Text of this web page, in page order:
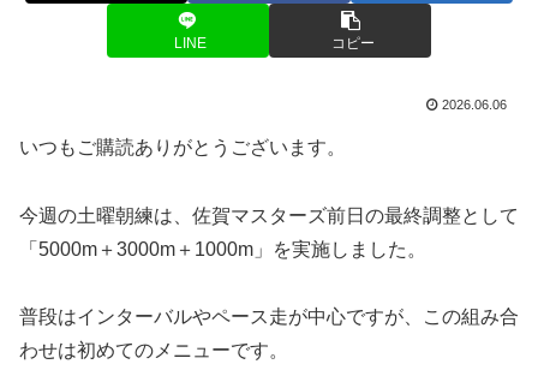
LINE コピー
2026.06.06
いつもご購読ありがとうございます。
今週の土曜朝練は、佐賀マスターズ前日の最終調整として
「5000m＋3000m＋1000m」を実施しました。
普段はインターバルやペース走が中心ですが、この組み合
わせは初めてのメニューです。